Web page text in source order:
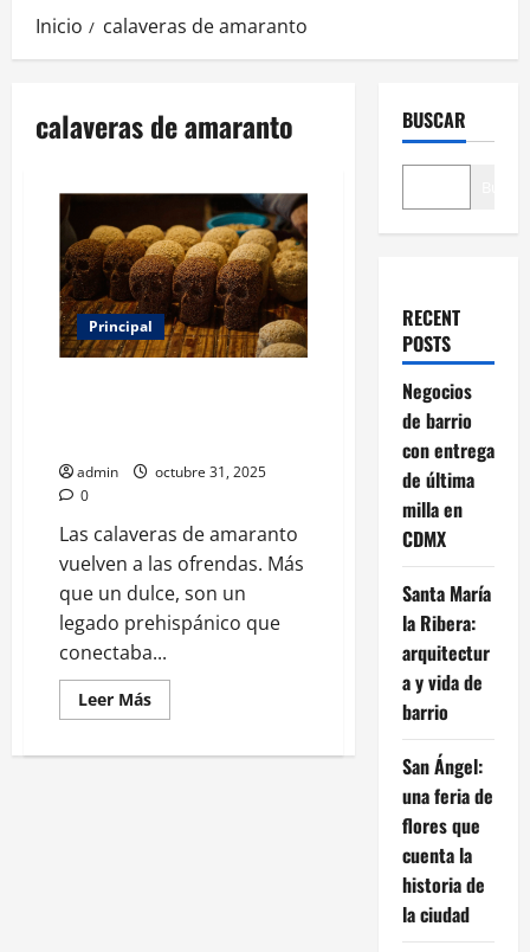
Inicio calaveras de amaranto
calaveras de amaranto
Principal
admin
octubre 31, 2025
0
Las calaveras de amaranto
vuelven a las ofrendas. Más
que un dulce, son un
legado prehispánico que
conectaba...
Leer MásLeer
más
Calaveras
BUSCAR
RECENT
POSTS
Negocios
de barrio
con entrega
de última
milla en
CDMX
Santa María
la Ribera:
arquitectur
a y vida de
barrio
San Ángel:
una feria de
flores que
cuenta la
historia de
la ciudad